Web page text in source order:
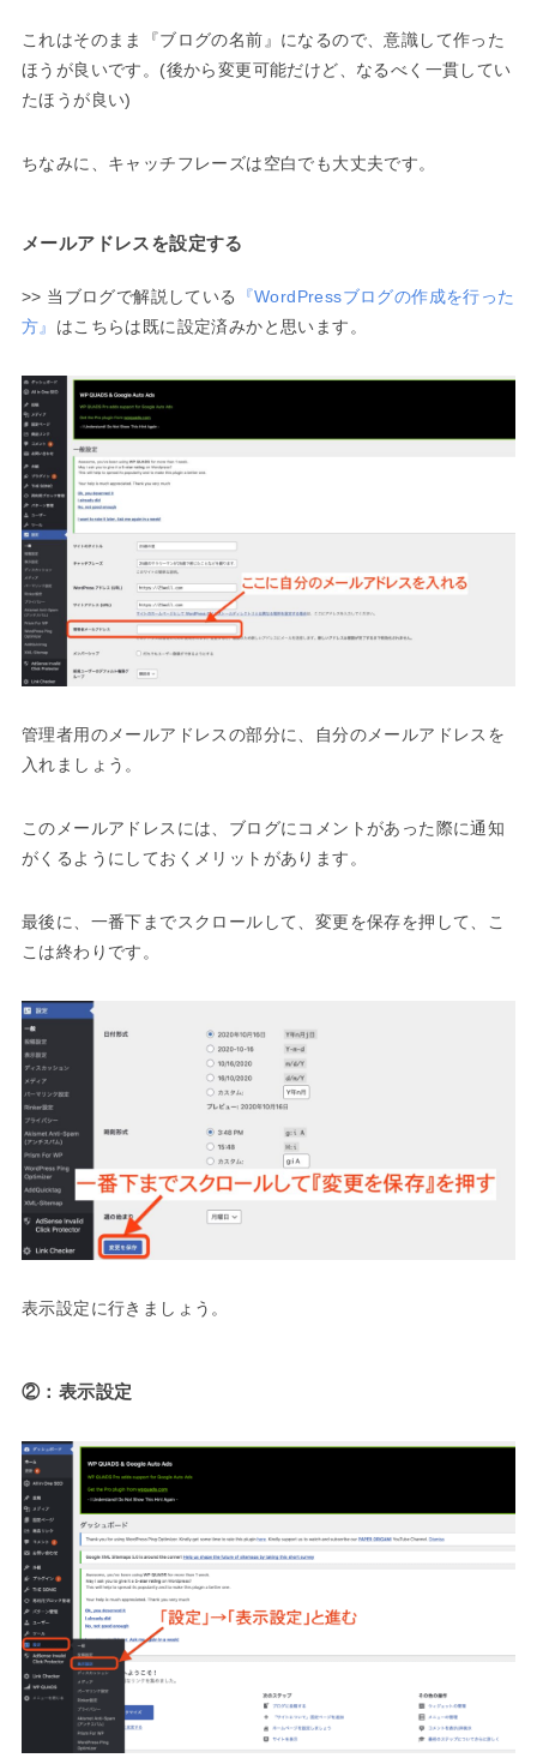
これはそのまま『ブログの名前』になるので、意識して作った
ほうが良いです。(後から変更可能だけど、なるべく一貫してい
たほうが良い)
ちなみに、キャッチフレーズは空白でも大丈夫です。
メールアドレスを設定する
>> 当ブログで解説している
『WordPressブログの作成を行った
方』 はこちらは既に設定済みかと思います。
管理者用のメールアドレスの部分に、自分のメールアドレスを
入れましょう。
このメールアドレスには、ブログにコメントがあった際に通知
がくるようにしておくメリットがあります。
最後に、一番下までスクロールして、変更を保存を押して、こ
こは終わりです。
表示設定に行きましょう。
②：表示設定